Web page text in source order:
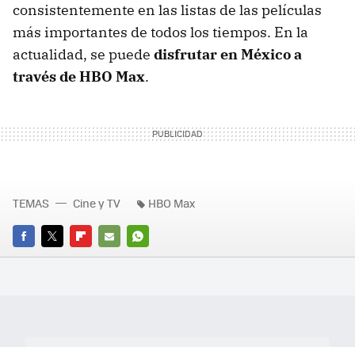
consistentemente en las listas de las películas
más importantes de todos los tiempos. En la
actualidad, se puede disfrutar en México a
través de HBO Max.
FACEBOOK
TWITTERFLIPBOARD
E-
WHATSAPP
TEMAS Cine y TV HBO Max